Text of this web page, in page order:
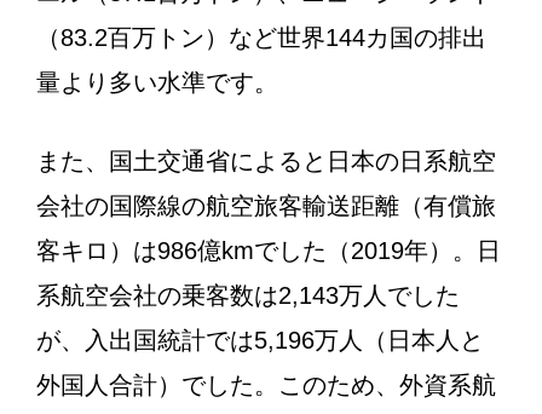
（83.2百万トン）など世界144カ国の排出
量より多い水準です。
また、国土交通省によると日本の日系航空
会社の国際線の航空旅客輸送距離（有償旅
客キロ）は986億kmでした（2019年）。日
系航空会社の乗客数は2,143万人でした
が、入出国統計では5,196万人（日本人と
外国人合計）でした。このため、外資系航